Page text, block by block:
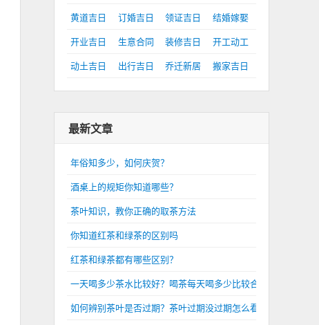
黄道吉日 订婚吉日 领证吉日
结婚嫁娶
开业吉日
生意合同 装修吉日
开工动工
动土吉日
出行吉日 乔迁新居 搬家吉日
最新文章
年俗知多少，如何庆贺？
酒桌上的规矩你知道哪些？
茶叶知识，教你正确的取茶方法
你知道红茶和绿茶的区别吗
红茶和绿茶都有哪些区别？
一天喝多少茶水比较好？喝茶每天喝多少比较合适？
如何辨别茶叶是否过期？茶叶过期没过期怎么看？